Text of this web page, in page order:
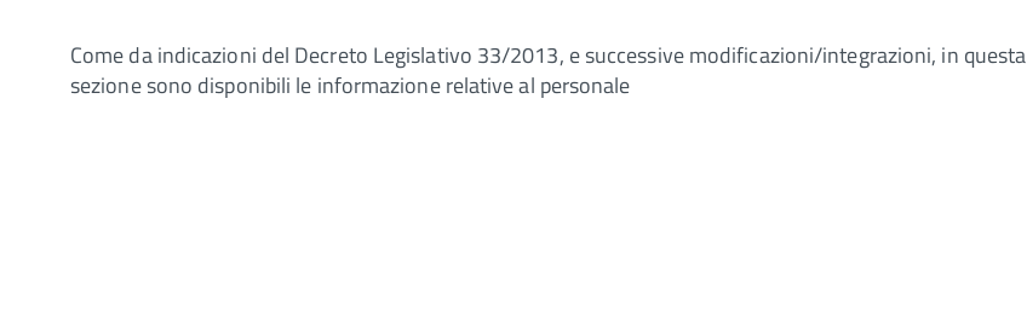
Come da indicazioni del Decreto Legislativo 33/2013, e successive modificazioni/integrazioni, in questa
sezione sono disponibili le informazione relative al personale